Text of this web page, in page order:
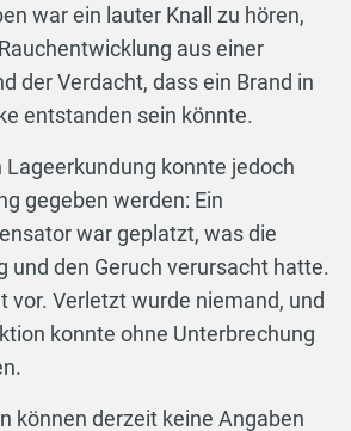
war ein lauter Knall zu hören,
aus einer
der Verdacht, dass ein Brand in
entstanden sein könnte.
Lageerkundung konnte jedoch
gegeben werden: Ein
war geplatzt, was die
und den Geruch verursacht hatte.
vor. Verletzt wurde niemand, und
konnte ohne Unterbrechung
können derzeit keine Angaben